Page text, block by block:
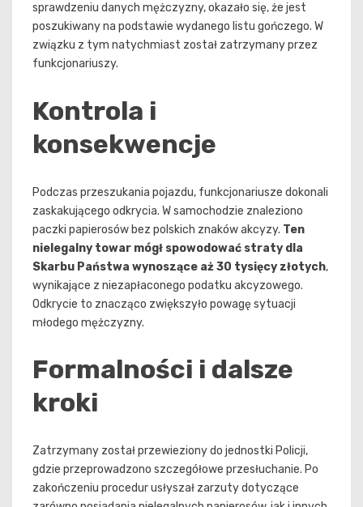
sprawdzeniu danych mężczyzny, okazało się, że jest
poszukiwany na podstawie wydanego listu gończego. W
związku z tym natychmiast został zatrzymany przez
funkcjonariuszy.
Kontrola i
konsekwencje
Podczas przeszukania pojazdu, funkcjonariusze dokonali
zaskakującego odkrycia. W samochodzie znaleziono
paczki papierosów bez polskich znaków akcyzy. Ten
nielegalny towar mógł spowodować straty dla
Skarbu Państwa wynoszące aż 30 tysięcy złotych,
wynikające z niezapłaconego podatku akcyzowego.
Odkrycie to znacząco zwiększyło powagę sytuacji
młodego mężczyzny.
Formalności i dalsze
kroki
Zatrzymany został przewieziony do jednostki Policji,
gdzie przeprowadzono szczegółowe przesłuchanie. Po
zakończeniu procedur usłyszał zarzuty dotyczące